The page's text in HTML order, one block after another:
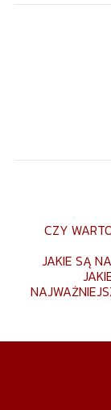
CZY
JAKIE SĄ